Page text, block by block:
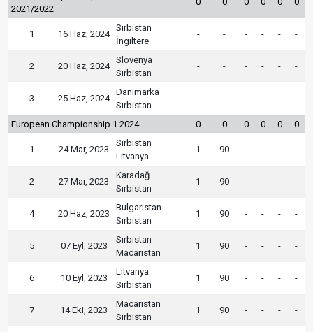
2021/2022
1 16 Haz, 2024
Sırbistan
İngiltere
- - - - - -
2 20 Haz, 2024
Slovenya
Sırbistan
- - - - - -
3 25 Haz, 2024
Danimarka
Sırbistan
- - - - - -
European Championship 1 2024 0 0 0 0 0 0
1 24 Mar, 2023
Sırbistan
Litvanya
1 90 - - - -
2 27 Mar, 2023
Karadağ
Sırbistan
1 90 - - - -
4 20 Haz, 2023
Bulgaristan
Sırbistan
1 90 - - - -
5 07 Eyl, 2023
Sırbistan
Macaristan
1 90 - - - -
6 10 Eyl, 2023
Litvanya
Sırbistan
1 90 - - - -
7 14 Eki, 2023
Macaristan
Sırbistan
1 90 - - - -